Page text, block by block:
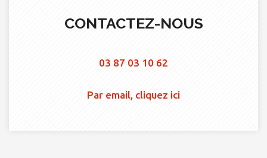
CONTACTEZ-NOUS
03 87 03 10 62
Par email, cliquez ici